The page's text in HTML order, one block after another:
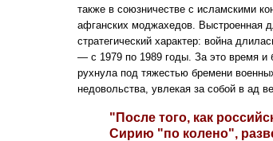
также в союзничестве с исламскими
афганских моджахедов. Выстроенная
стратегический характер: война
— с 1979 по 1989 годы. За это время и
рухнула под тяжестью бремени
недовольства, увлекая за собой в ад
"После того, как
Сирию "по колено",